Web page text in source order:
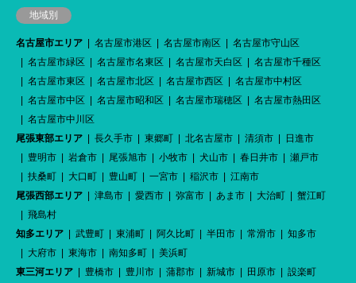
地域別
名古屋市エリア 名古屋市港区 名古屋市南区
名古屋市守山区
名古屋市緑区
名古屋市名東区 名古屋市天白区
名古屋市千種区
名古屋市東区
名古屋市北区 名古屋市西区
名古屋市中村区
名古屋市中区
名古屋市昭和区 名古屋市瑞穂区
名古屋市熱田区
名古屋市中川区
尾張東部エリア
長久手市 東郷町 北名古屋市 清須市
日進市
豊明市
岩倉市 尾張旭市 小牧市 犬山市 春日井市
瀬戸市
扶桑町
大口町 豊山町 一宮市 稲沢市
江南市
尾張西部エリア
津島市 愛西市 弥富市 あま市 大治町
蟹江町
飛島村
知多エリア
武豊町 東浦町 阿久比町 半田市 常滑市
知多市
大府市
東海市 南知多町
美浜町
東三河エリア
豊橋市 豊川市 蒲郡市 新城市 田原市
設楽町